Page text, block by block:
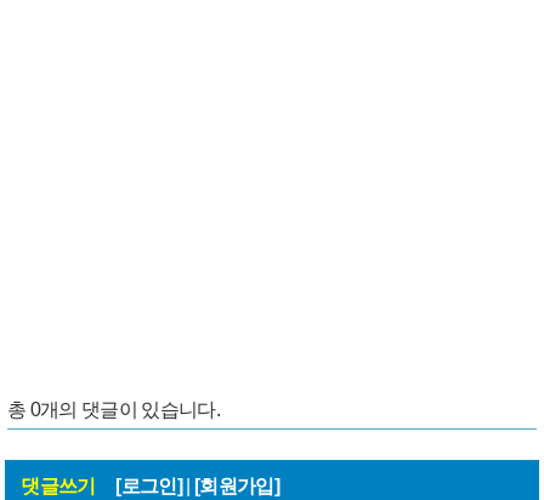
총 0개의 댓글이 있습니다.
댓글쓰기 [로그인] [회원가입]